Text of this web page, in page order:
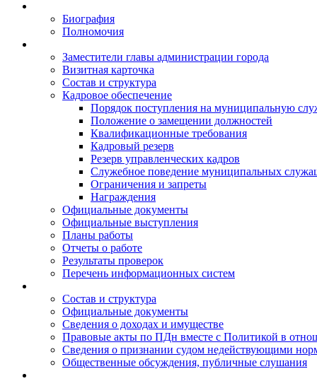
Биография
Полномочия
Заместители главы администрации города
Визитная карточка
Состав и структура
Кадровое обеспечение
Порядок поступления на муниципальную
Положение о замещении должностей
Квалификационные требования
Кадровый резерв
Резерв управленческих кадров
Служебное поведение муниципальных
Ограничения и запреты
Награждения
Официальные документы
Официальные выступления
Планы работы
Отчеты о работе
Результаты проверок
Перечень информационных систем
Состав и структура
Официальные документы
Сведения о доходах и имуществе
Правовые акты по ПДн вместе с Политикой в
Сведения о признании судом недействующими
Общественные обсуждения, публичные слушания